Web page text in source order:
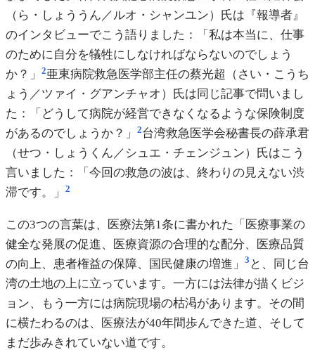
（ら・しょううん／ルオ・シャンユン）氏は『報導者』
のインタビューでこう語りました：「私は本当に、仕事
のために自分を犠牲にしなければならないのでしょう
か？」
2亜東病院救急医学部主任の蔡光超（さい・こうち
ょう／ツァイ・グアンチャオ）氏は同じ記事で問いまし
た：「どうして病院が経営できなくなるような保険制度
があるのでしょうか？」
2台湾救急医学会秘書長の薛承君
（せつ・しょうくん／シュエ・チェンジュン）氏はこう
言いました：「今回の救急の波は、終わりの見えない渋
滞です。」
2
この3つの言葉は、医療法第1条に書かれた「医療事業の
健全な発展の促進、医療資源の合理的な配分、医療品質
の向上、患者権益の保障、国民健康の増進」
3 と、同じ台
湾の土地の上に立っています。一方には法律が描くビジ
ョン、もう一方には病院現場の枯渇があります。その間
に横たわるのは、医療法が40年間歩んできた道、そして
まだ歩みきれていない道です。